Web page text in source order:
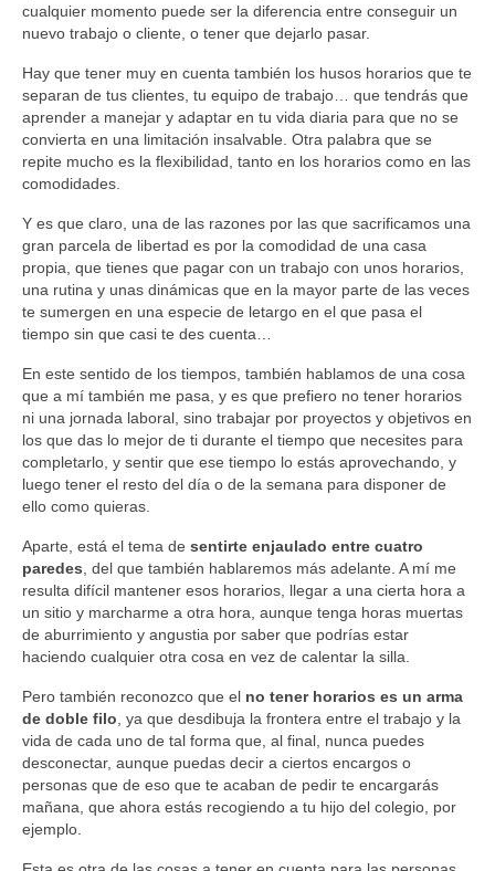
cualquier momento puede ser la diferencia entre conseguir un
nuevo trabajo o cliente, o tener que dejarlo pasar.
Hay que tener muy en cuenta también los husos horarios que te
separan de tus clientes, tu equipo de trabajo… que tendrás que
aprender a manejar y adaptar en tu vida diaria para que no se
convierta en una limitación insalvable. Otra palabra que se
repite mucho es la flexibilidad, tanto en los horarios como en las
comodidades.
Y es que claro, una de las razones por las que sacrificamos una
gran parcela de libertad es por la comodidad de una casa
propia, que tienes que pagar con un trabajo con unos horarios,
una rutina y unas dinámicas que en la mayor parte de las veces
te sumergen en una especie de letargo en el que pasa el
tiempo sin que casi te des cuenta…
En este sentido de los tiempos, también hablamos de una cosa
que a mí también me pasa, y es que prefiero no tener horarios
ni una jornada laboral, sino trabajar por proyectos y objetivos en
los que das lo mejor de ti durante el tiempo que necesites para
completarlo, y sentir que ese tiempo lo estás aprovechando, y
luego tener el resto del día o de la semana para disponer de
ello como quieras.
Aparte, está el tema de sentirte enjaulado entre cuatro
paredes , del que también hablaremos más adelante. A mí me
resulta difícil mantener esos horarios, llegar a una cierta hora a
un sitio y marcharme a otra hora, aunque tenga horas muertas
de aburrimiento y angustia por saber que podrías estar
haciendo cualquier otra cosa en vez de calentar la silla.
Pero también reconozco que el no tener horarios es un arma
de doble filo , ya que desdibuja la frontera entre el trabajo y la
vida de cada uno de tal forma que, al final, nunca puedes
desconectar, aunque puedas decir a ciertos encargos o
personas que de eso que te acaban de pedir te encargarás
mañana, que ahora estás recogiendo a tu hijo del colegio, por
ejemplo.